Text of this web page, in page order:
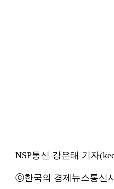
NSP통신 강은태 기자
ⓒ한국의 경제뉴스통신